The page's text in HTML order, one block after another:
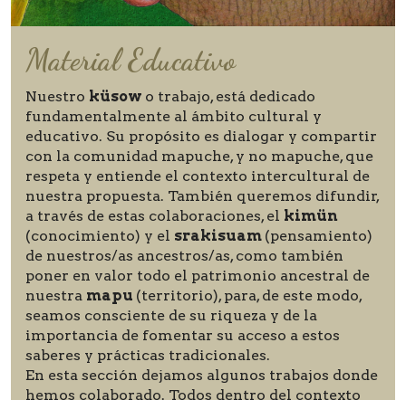
Material Educativo
Nuestro küsow o trabajo, está dedicado
fundamentalmente al ámbito cultural y
educativo. Su propósito es dialogar y compartir
con la comunidad mapuche, y no mapuche, que
respeta y entiende el contexto intercultural de
nuestra propuesta. También queremos difundir,
a través de estas colaboraciones, el kimün
(conocimiento) y el srakisuam (pensamiento)
de nuestros/as ancestros/as, como también
poner en valor todo el patrimonio ancestral de
nuestra mapu (territorio), para, de este modo,
seamos consciente de su riqueza y de la
importancia de fomentar su acceso a estos
saberes y prácticas tradicionales.
En esta sección dejamos algunos trabajos donde
hemos colaborado. Todos dentro del contexto